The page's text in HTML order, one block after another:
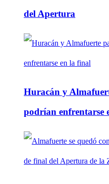
del Apertura
Huracán y
podrían enfrentarse